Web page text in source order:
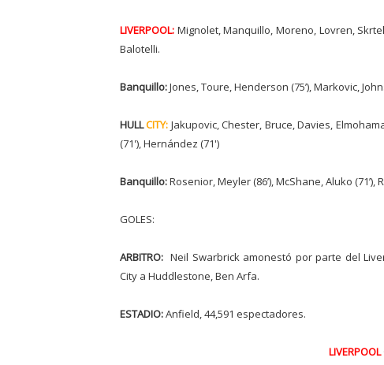
LIVERPOOL: Mignolet, Manquillo, Moreno, Lovren,
Balotelli.
Banquillo:Jones, Toure, Henderson (75’), Markovic,
HULLCITY: Jakupovic, Chester, Bruce, Davies,
(71'), Hernández (71')
Banquillo:Rosenior, Meyler (86’), McShane, Aluko (71’),
GOLES:
ARBITRO: Neil Swarbrick amonestó por parte del
City a Huddlestone, Ben Arfa.
ESTADIO:Anfield, 44,591 espectadores.
LIVERPOOL